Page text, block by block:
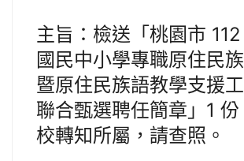
主旨：檢送「桃園市
國民中小學專職原住民
暨原住民族語教學支援
聯合甄選聘任簡章」1
校轉知所屬，請查照。